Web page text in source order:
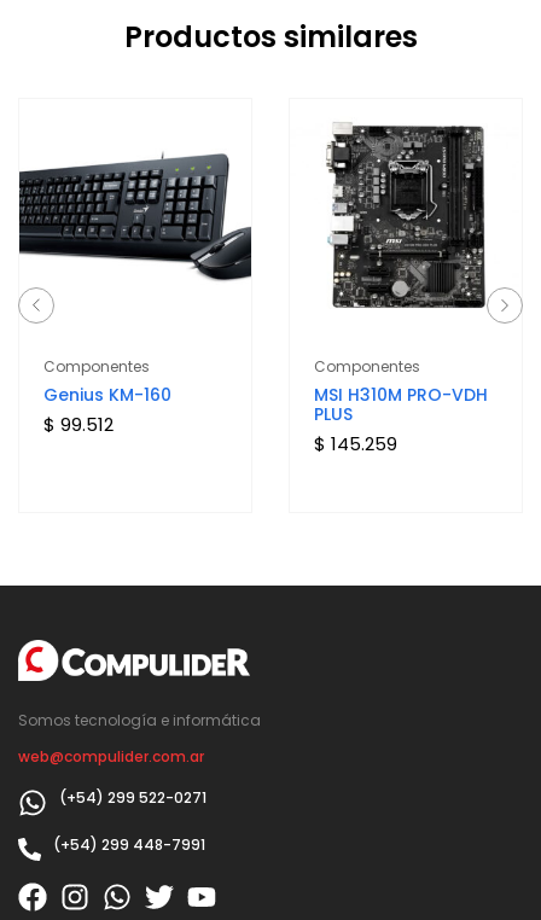
Productos similares
Componentes
Genius KM-160
$ 99.512
Componentes
MSI H310M PRO-VDH
PLUS
$ 145.259
Somos tecnología e informática
web@compulider.com.ar
(+54) 299 522-0271
(+54) 299 448-7991